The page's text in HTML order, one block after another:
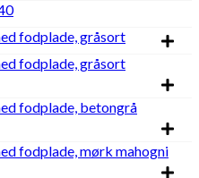
fodplade, gråsort
fodplade, gråsort
fodplade, betongrå
fodplade, mørk mahogni